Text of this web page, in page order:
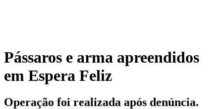
Pássaros e arma apreendidos
em Espera Feliz
Operação foi realizada após denúncia.